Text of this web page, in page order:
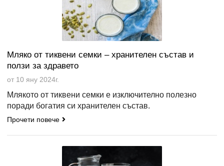
Мляко от тиквени семки – хранителен състав и
ползи за здравето
от 10 яну 2024г.
Млякото от тиквени семки е изключително полезно
поради богатия си хранителен състав.
Прочети повече